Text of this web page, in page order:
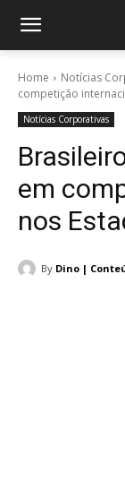
Home Notícias
competição
Notícias Corporativas
em
nos
By Dino |